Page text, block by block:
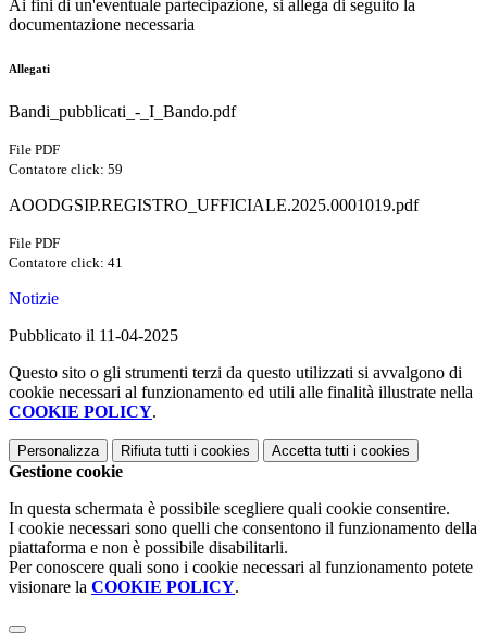
Ai fini di un'eventuale partecipazione, si allega di seguito la
documentazione necessaria
Allegati
Bandi_pubblicati_-_I_Bando.pdf
File PDF
Contatore click: 59
AOODGSIP.REGISTRO_UFFICIALE.2025.0001019.pdf
File PDF
Contatore click: 41
Notizie
Pubblicato il 11-04-2025
Questo sito o gli strumenti terzi da questo utilizzati si avvalgono di
cookie necessari al funzionamento ed utili alle finalità illustrate nella
COOKIE POLICY.
Personalizza Rifiuta tutti i cookies Accetta tutti i cookies
Gestione cookie
In questa schermata è possibile scegliere quali cookie consentire.
I cookie necessari sono quelli che consentono il funzionamento della
piattaforma e non è possibile disabilitarli.
Per conoscere quali sono i cookie necessari al funzionamento potete
visionare la COOKIE POLICY.